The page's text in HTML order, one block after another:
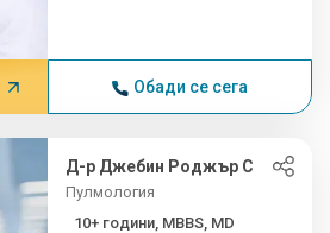
Обади се сега
Д-р Джебин Роджър С
Пулмология
10+ години, MBBS, MD